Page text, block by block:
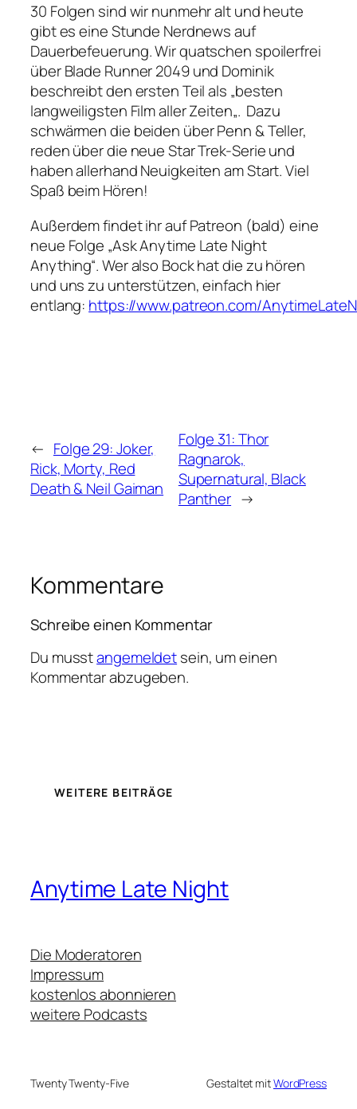
30 Folgen sind wir nunmehr alt und heute
gibt es eine Stunde Nerdnews auf
Dauerbefeuerung. Wir quatschen spoilerfrei
über Blade Runner 2049 und Dominik
beschreibt den ersten Teil als „besten
langweiligsten Film aller Zeiten„. Dazu
schwärmen die beiden über Penn & Teller,
reden über die neue Star Trek-Serie und
haben allerhand Neuigkeiten am Start. Viel
Spaß beim Hören!
Außerdem findet ihr auf Patreon (bald) eine
neue Folge „Ask Anytime Late Night
Anything“. Wer also Bock hat die zu hören
und uns zu unterstützen, einfach hier
entlang: https://www.patreon.com/
← Folge 29: Joker,
Rick, Morty, Red
Death & Neil Gaiman
Folge 31: Thor
Ragnarok,
Supernatural, Black
Panther →
Kommentare
Schreibe einen Kommentar
Du musstangemeldetsein, um einen
Kommentar abzugeben.
WEITERE BEITRÄGE
Anytime Late Night
Die Moderatoren
Impressum
kostenlos abonnieren
weitere Podcasts
Twenty Twenty-Five Gestaltet mitWordPress